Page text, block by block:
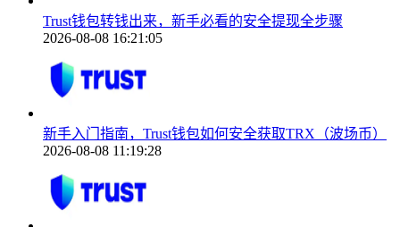
Trust钱包转钱出来，新手必看的安全提现全步骤
2026-08-08 16:21:05
新手入门指南，Trust钱包如何安全获取TRX（波场币）
2026-08-08 11:19:28